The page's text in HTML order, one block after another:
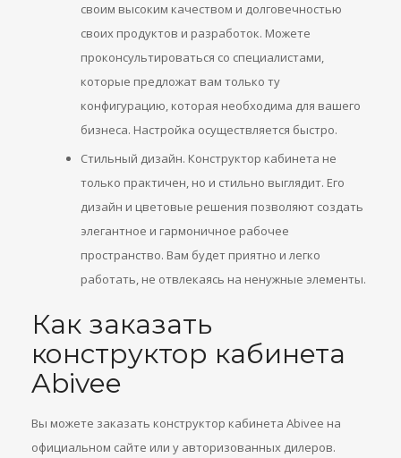
своим высоким качеством и долговечностью
своих продуктов и разработок. Можете
проконсультироваться со специалистами,
которые предложат вам только ту
конфигурацию, которая необходима для вашего
бизнеса. Настройка осуществляется быстро.
Стильный дизайн. Конструктор кабинета не
только практичен, но и стильно выглядит. Его
дизайн и цветовые решения позволяют создать
элегантное и гармоничное рабочее
пространство. Вам будет приятно и легко
работать, не отвлекаясь на ненужные элементы.
Как заказать
конструктор кабинета
Abivee
Вы можете заказать конструктор кабинета Abivee на
официальном сайте или у авторизованных дилеров.